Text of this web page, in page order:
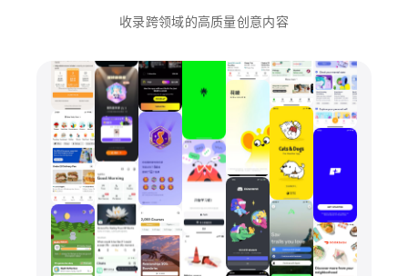
收录跨领域的高质量创意内容